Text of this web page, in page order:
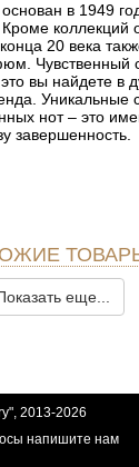
в 1949
коллекций
20 века
Чувственный
вы найдете в
Уникальные
нот – это
завершенность.
еще...
2013-2026
напишите нам